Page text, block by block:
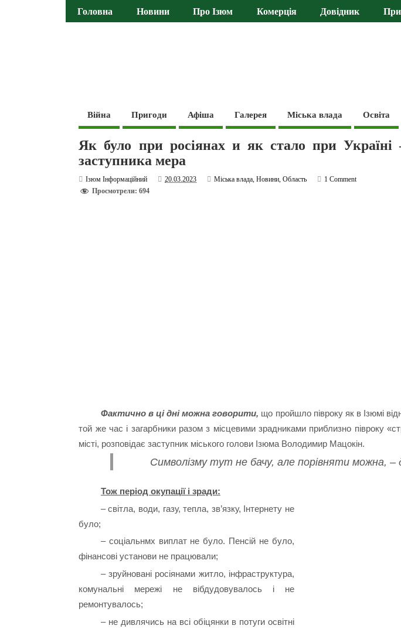
Головна Новини Про Ізюм Комерція Довідник
Війна Пригоди Афіша Галерея Міська влада Освіта
Як було при росіянах и як стало при Україні
заступника мера
Ізюм Інформаційний 20.03.2023 Міська влада,Новини,Область
1 Comment
Просмотрели: 694
Фактично в ці дні можна говорити, що пройшло півроку як в Ізюмі
той же час і загарбники разом з місцевими зрадниками приблизно півроку
місті, розповідає заступник міського голови Ізюма Володимир Мацокін.
Символізму тут не бачу, але порівняти можна, –
Тож період окупації і зради:
– світла, води, газу, тепла, зв’язку, Інтернету не
було;
– соціальнмх виплат не було. Пенсій не було,
фінансові установи не працювали;
– зруйновані росіянами житло, інфраструктура,
комунальні мережі не вібдудовувалось і не
ремонтувалось;
– не дивлячись на всі обіцянки в потуги освітні